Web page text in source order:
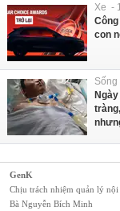
Xe -
con
GenK
Chịu trách nhiệm quản lý nội
Bà Nguyễn Bích Minh